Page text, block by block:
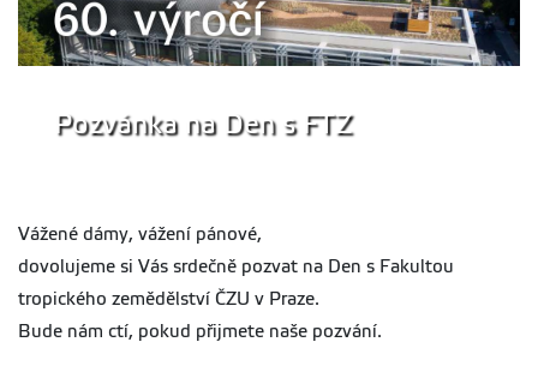
Pozvánka na Den s FTZ
Vážené dámy, vážení pánové,
dovolujeme si Vás srdečně pozvat na Den s Fakultou
tropického zemědělství ČZU v Praze.
Bude nám ctí, pokud přijmete naše pozvání.